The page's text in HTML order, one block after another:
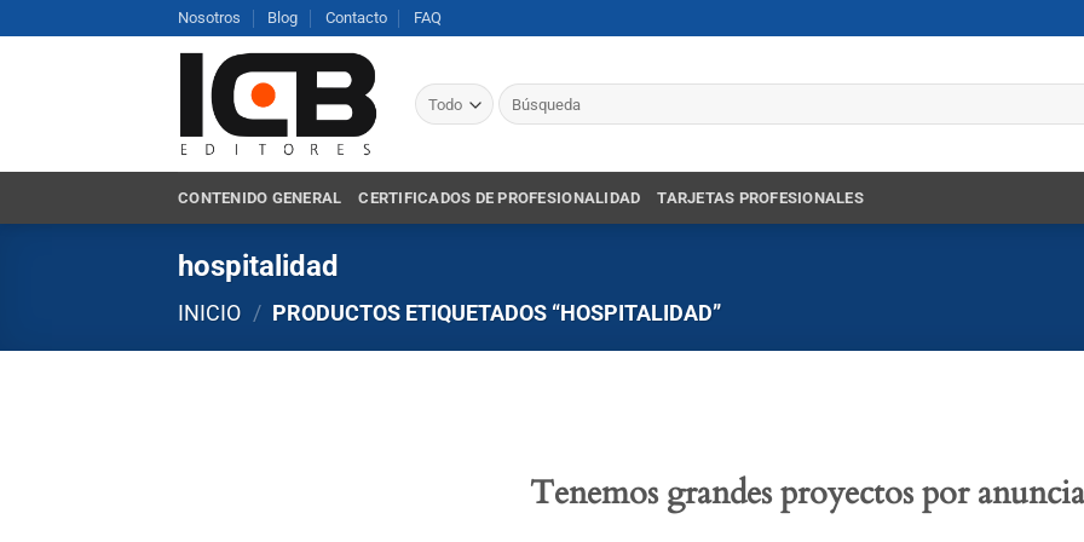
al
Nosotros Blog Contacto FAQ
Buscar
por:
CONTENIDO GENERAL CERTIFICADOS DE PROFESIONALIDAD TARJETAS PROFESIONALES
hospitalidad
INICIO / PRODUCTOS ETIQUETADOS “HOSPITALIDAD”
Tenemos grandes proyectos por